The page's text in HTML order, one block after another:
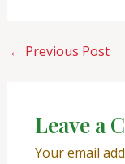
← Previous Post
Leave a
Your email